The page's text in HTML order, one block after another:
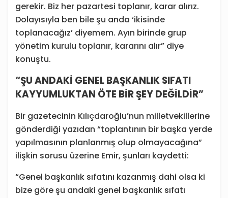
gerekir. Biz her pazartesi toplanır, karar alırız.
Dolayısıyla ben bile şu anda ‘ikisinde
toplanacağız’ diyemem. Ayın birinde grup
yönetim kurulu toplanır, kararını alır” diye
konuştu.
“ŞU ANDAKİ GENEL BAŞKANLIK SIFATI
KAYYUMLUKTAN ÖTE BİR ŞEY DEĞİLDİR”
Bir gazetecinin Kılıçdaroğlu’nun milletvekillerine
gönderdiği yazıdan “toplantının bir başka yerde
yapılmasının planlanmış olup olmayacağına”
ilişkin sorusu üzerine Emir, şunları kaydetti:
“Genel başkanlık sıfatını kazanmış dahi olsa ki
bize göre şu andaki genel başkanlık sıfatı